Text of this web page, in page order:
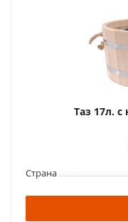
Таз 17л.
Страна